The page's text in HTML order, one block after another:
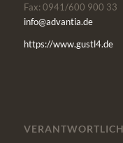
Fax: 0941/600 900 33
info@advantia.de
https://www.gustl4.de